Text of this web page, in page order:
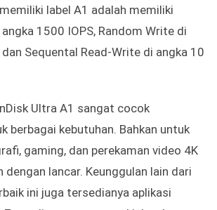
label A1 adalah memiliki
1500 IOPS, Random Write di
dan Sequental Read-Write di angka 10
Ultra A1 sangat cocok
berbagai kebutuhan. Bahkan untuk
gaming, dan perekaman video 4K
dengan lancar. Keunggulan lain dari
ini juga tersedianya aplikasi